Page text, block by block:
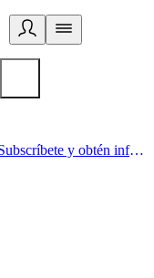
Acá comienza un estilo de vida saludable. Subscríbete y obtén información de primera mano